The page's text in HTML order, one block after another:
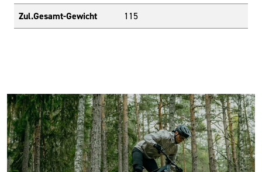
Zul.Gesamt-Gewicht 115